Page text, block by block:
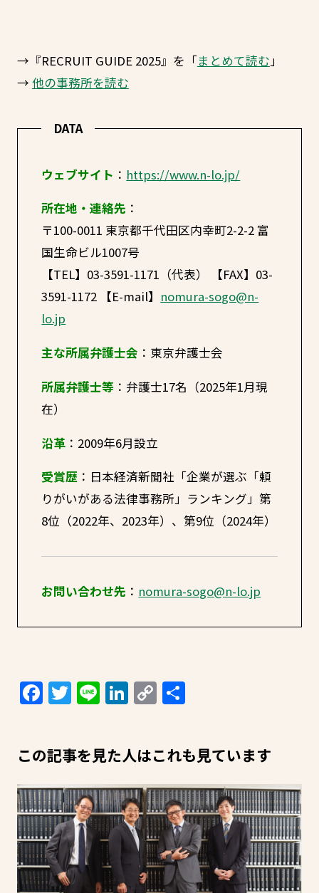
→『RECRUIT GUIDE 2025』を「まとめて読む 」
→ 他の事務所を読む
DATA
ウェブサイト ： https://www.n-lo.jp/
所在地・連絡先 ：
〒100-0011 東京都千代田区内幸町2-2-2 富
国生命ビル1007号
【TEL】03-3591-1171（代表） 【FAX】03-
3591-1172 【E-mail】 nomura-sogo@n-
lo.jp
主な所属弁護士会 ：東京弁護士会
所属弁護士等 ：弁護士17名（2025年1月現
在）
沿革 ：2009年6月設立
受賞歴 ：日本経済新聞社「企業が選ぶ「頼
りがいがある法律事務所」ランキング」第
8位（2022年、2023年）、第9位（2024年）
お問い合わせ先 ： nomura-sogo@n-lo.jp
Facebook
Twitter
LineLinkedIn
Copy
Link
共
この記事を見た人はこれも見ています